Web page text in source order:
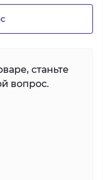
станьте
вопрос.